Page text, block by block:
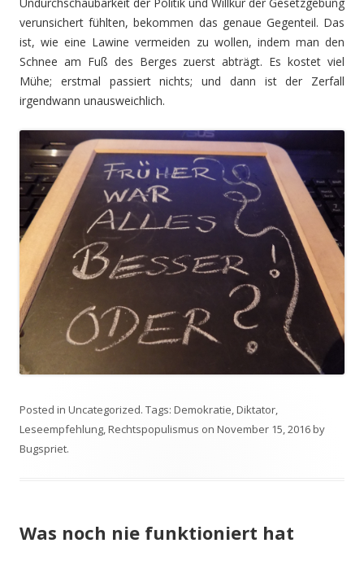
verunsichert fühlten, bekommen das genaue Gegenteil. Das
ist, wie eine Lawine vermeiden zu wollen, indem man den
Schnee am Fuß des Berges zuerst abträgt. Es kostet viel
Mühe; erstmal passiert nichts; und dann ist der Zerfall
irgendwann unausweichlich.
Posted in Uncategorized. Tags: Demokratie,Diktator,
Leseempfehlung,Rechtspopulismus on November 15, 2016by
Bugspriet.
Was noch nie funktioniert hat